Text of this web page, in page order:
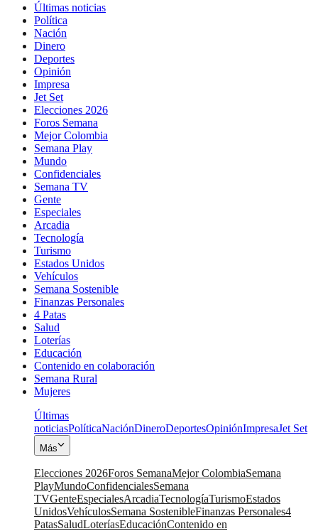
Últimas noticias
Política
Nación
Dinero
Deportes
Opinión
Impresa
Jet Set
Elecciones 2026
Foros Semana
Mejor Colombia
Semana Play
Mundo
Confidenciales
Semana TV
Gente
Especiales
Arcadia
Tecnología
Turismo
Estados Unidos
Vehículos
Semana Sostenible
Finanzas Personales
4 Patas
Salud
Loterías
Educación
Contenido en colaboración
Semana Rural
Mujeres
Últimas
noticiasPolíticaNaciónDineroDeportesOpiniónImpresaJet Set
Más
Elecciones 2026Foros SemanaMejor ColombiaSemana
PlayMundoConfidencialesSemana
TVGenteEspecialesArcadiaTecnologíaTurismoEstados
UnidosVehículosSemana SostenibleFinanzas Personales4
PatasSaludLoteríasEducaciónContenido en